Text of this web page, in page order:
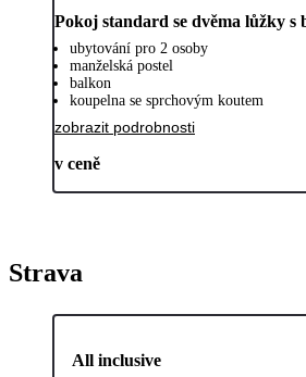
Pokoj standard se dvěma lůžky s
ubytování pro 2 osoby
manželská postel
balkon
koupelna se sprchovým koutem
zobrazit podrobnosti
v ceně
Strava
All inclusive